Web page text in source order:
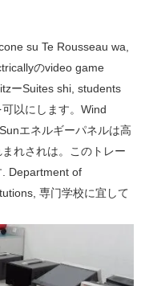
su Te Rousseau wa,
のvideo game
ーSuites shi, students
以にします。 Wind
エネルギーパネルは高
れされは。
このトレー
Department of
専门学校に宜して